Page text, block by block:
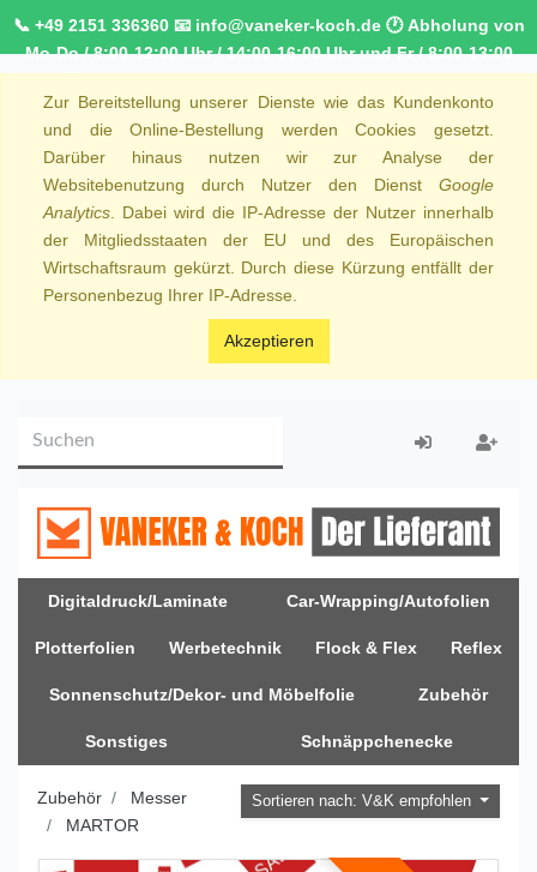
📞 +49 2151 336360 📧 info@vaneker-koch.de 🕐 Abholung von
Mo-Do / 8:00-12:00 Uhr / 14:00-16:00 Uhr und Fr / 8:00-13:00
NRW 🚛 Kostenfreie Lieferung ab 250€ Bestellwert
Zur Bereitstellung unserer Dienste wie das Kundenkonto
und die Online-Bestellung werden Cookies gesetzt.
Darüber hinaus nutzen wir zur Analyse der
Websitebenutzung durch Nutzer den Dienst Google
Analytics . Dabei wird die IP-Adresse der Nutzer innerhalb
der Mitgliedsstaaten der EU und des Europäischen
Wirtschaftsraum gekürzt. Durch diese Kürzung entfällt der
Personenbezug Ihrer IP-Adresse.
Akzeptieren
Digitaldruck/Laminate Car-Wrapping/Autofolien
Plotterfolien Werbetechnik Flock & Flex Reflex
Sonnenschutz/Dekor- und Möbelfolie Zubehör
Sonstiges Schnäppchenecke
Zubehör
Messer
MARTOR
Sortieren nach: V&K empfohlen